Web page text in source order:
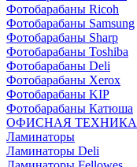
Фотобарабаны Ricoh
Фотобарабаны Samsung
Фотобарабаны Sharp
Фотобарабаны Toshiba
Фотобарабаны Deli
Фотобарабаны Xerox
Фотобарабаны KIP
Фотобарабаны Катюша
ОФИСНАЯ ТЕХНИКА
Ламинаторы
Ламинаторы Deli